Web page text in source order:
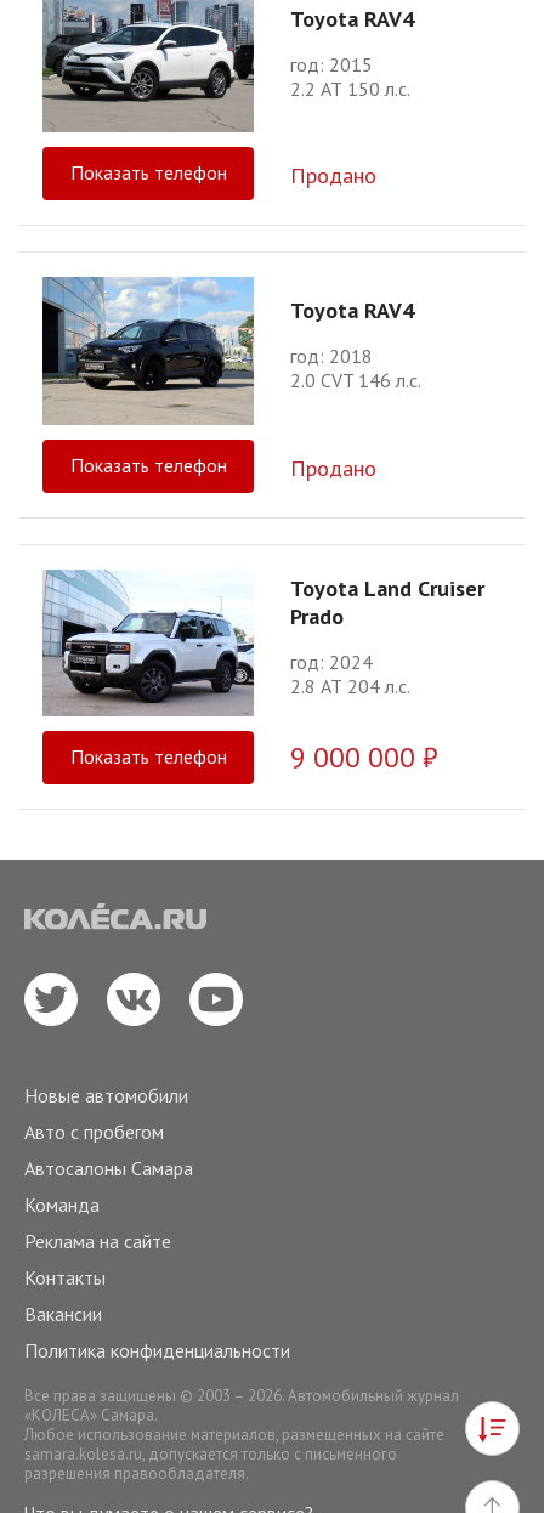
Toyota RAV4
год: 2015
2.2 АТ 150 л.с.
Показать телефон Продано
Toyota RAV4
год: 2018
2.0 CVT 146 л.с.
Показать телефон Продано
Toyota Land Cruiser
Prado
год: 2024
2.8 АТ 204 л.с.
Показать телефон 9 000 000 ₽
Новые автомобили
Авто с пробегом
Автосалоны Самара
Команда
Реклама на сайте
Контакты
Вакансии
Политика конфиденциальности
Все права защищены © 2003 – 2026. Автомобильный журнал
«КОЛЕСА» Самара.
Любое использование материалов, размещенных на сайте
samara.kolesa.ru, допускается только с письменного
разрешения правообладателя.